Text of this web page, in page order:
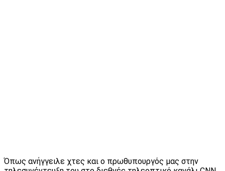
Όπως ανήγγειλε χτες και ο πρωθυπουργός μας στην